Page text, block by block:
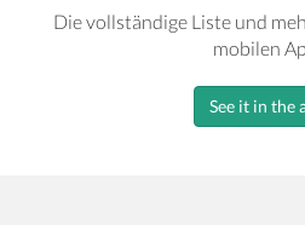
Die vollständige Liste und
mobilen
See it in the